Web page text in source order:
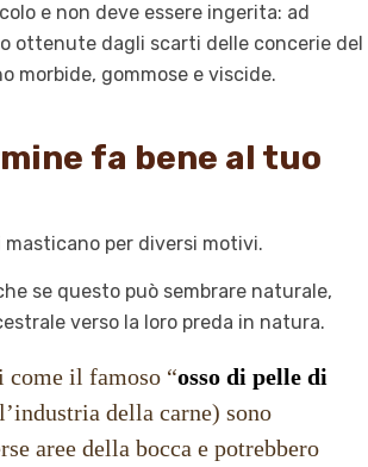
e non deve essere ingerita: ad
ottenute dagli scarti delle concerie del
morbide, gommose e viscide.
fa bene al tuo
per diversi motivi.
se questo può sembrare naturale,
verso la loro preda in natura.
il famoso “osso di pelle di
della carne) sono
aree della bocca e potrebbero